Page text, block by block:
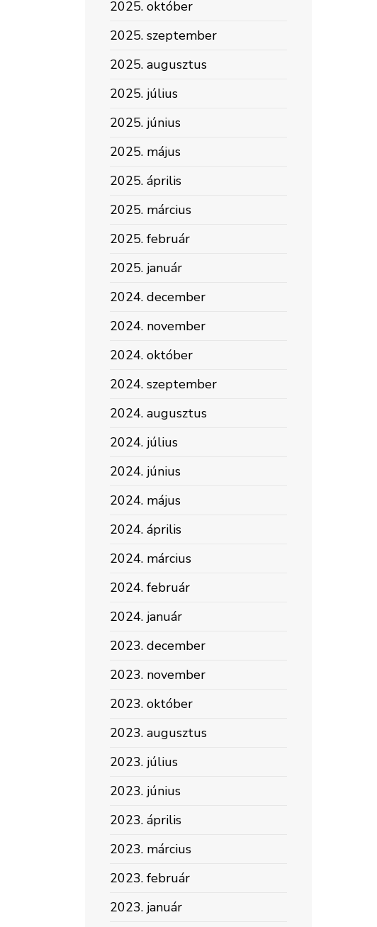
2025. október
2025. szeptember
2025. augusztus
2025. július
2025. június
2025. május
2025. április
2025. március
2025. február
2025. január
2024. december
2024. november
2024. október
2024. szeptember
2024. augusztus
2024. július
2024. június
2024. május
2024. április
2024. március
2024. február
2024. január
2023. december
2023. november
2023. október
2023. augusztus
2023. július
2023. június
2023. április
2023. március
2023. február
2023. január